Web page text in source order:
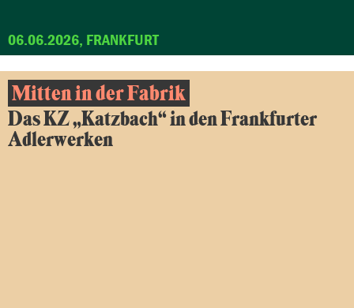
06.06.2026, FRANKFURT
Mitten in der Fabrik
Das KZ „Katzbach“ in den Frankfurter
Adlerwerken